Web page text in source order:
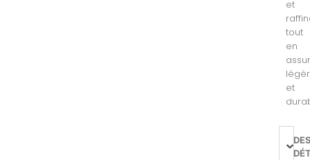
et
tout
en
et